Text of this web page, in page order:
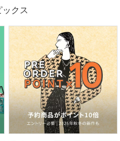
ードで選ぶ白Tシャツ
ックス